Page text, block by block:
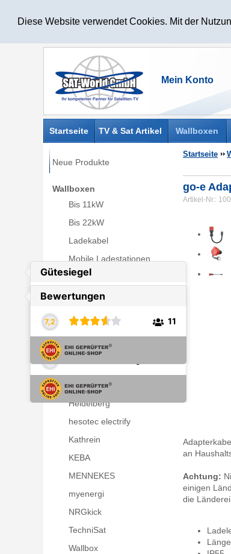
Diese Website verwendet Cookies. Mit der
Startseite TV & Sat Artikel Wallboxen
Neue Produkte
Wallboxen
Bis 11kW
Bis 22kW
Ladekabel
Mobile Ladestationen
Zubehör
ABB
Easee
go-e
Harting
Heidelberg
hesotec electrify
Kathrein
KEBA
MENNEKES
myenergi
NRGkick
TechniSat
Wallbox
Startseite
go-e
Artikel-Nr.:
an
Achtung:
einigen
die